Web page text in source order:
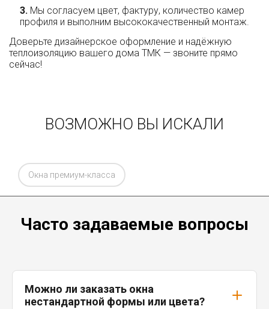
Мы согласуем цвет, фактуру, количество камер
профиля и выполним высококачественный монтаж.
Доверьте дизайнерское оформление и надёжную
теплоизоляцию вашего дома ТМК — звоните прямо
сейчас!
ВОЗМОЖНО ВЫ ИСКАЛИ
Окна премиум-класса
Часто задаваемые вопросы
Можно ли заказать окна
нестандартной формы или цвета?